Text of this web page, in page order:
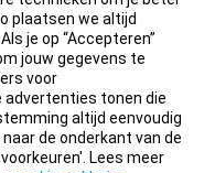
plaatsen we altijd
je op “Accepteren”
jouw gegevens te
voor
advertenties tonen die
altijd eenvoudig
de onderkant van de
Lees meer